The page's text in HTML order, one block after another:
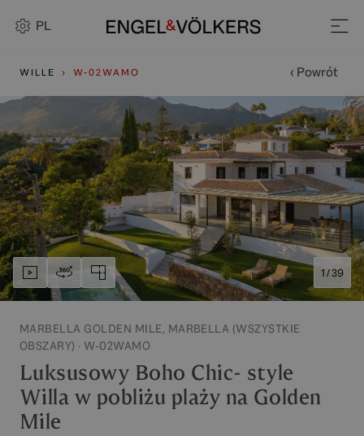
PL
WILLE W-02WAMO ‹ Powrót
1 / 39
MARBELLA GOLDEN MILE, MARBELLA (WSZYSTKIE
OBSZARY) · W-02WAMO
Luksusowy Boho Chic- style
Willa w pobliżu plaży na Golden
Mile